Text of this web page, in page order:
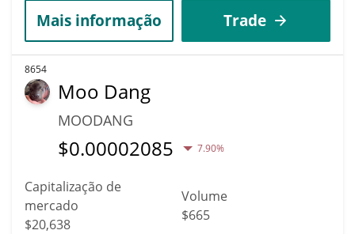
Mais informação Trade
8654
Moo Dang
MOODANG
$0.00002085 7.90%
Capitalização de
mercado
$20,638
Volume
$665